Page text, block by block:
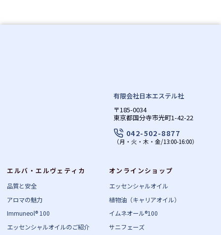
有限会社日本エステル社
〒185-0034
東京都国分寺市光町1-42-22
042-502-8877
（月・火・木・金/13:00-16:00）
エルバ・エルヴェティカ
品質と安全
アロマの魅力
Immuneol® 100
エッセンシャルオイルのご紹介
オンラインショップ
エッセンシャルオイル
植物油（キャリアオイル）
イムネオール®100
サニフェーズ